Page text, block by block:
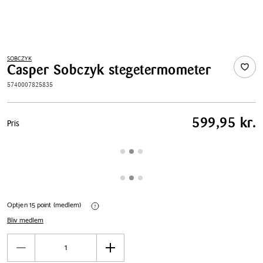
SOBCZYK
Casper Sobczyk stegetermometer
5740007825835
Pris
tabel
Pris 599,95 kr.
Optjen 15 point (medlem)
Bliv medlem
Antal
Øg